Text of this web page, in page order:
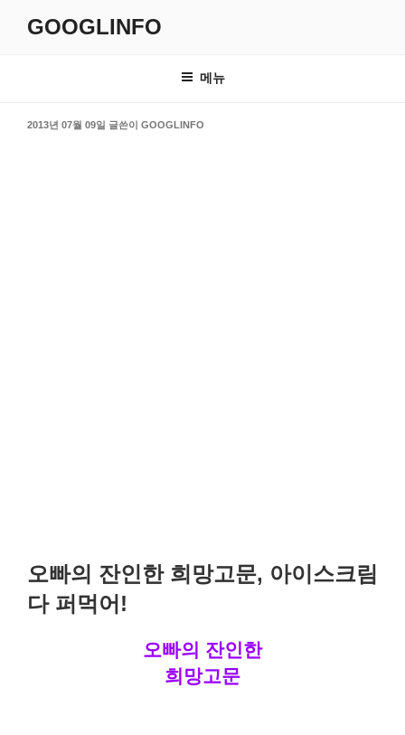
GOOGLINFO
메뉴
작
2013년 07월 09일 글쓴이 GOOGLINFO
오빠의 잔인한 희망고문, 아이스크림
다 퍼먹어!
오빠의 잔인한
희망고문